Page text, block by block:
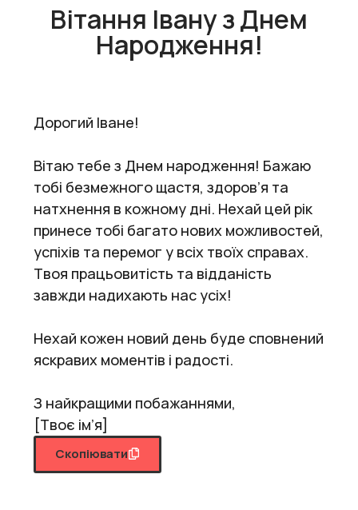
Вітання Івану з Днем
Народження!
Дорогий Іване!
Вітаю тебе з Днем народження! Бажаю
тобі безмежного щастя, здоров’я та
натхнення в кожному дні. Нехай цей рік
принесе тобі багато нових можливостей,
успіхів та перемог у всіх твоїх справах.
Твоя працьовитість та відданість
завжди надихають нас усіх!
Нехай кожен новий день буде сповнений
яскравих моментів і радості.
З найкращими побажаннями,
[Твоє ім’я]
Скопіювати